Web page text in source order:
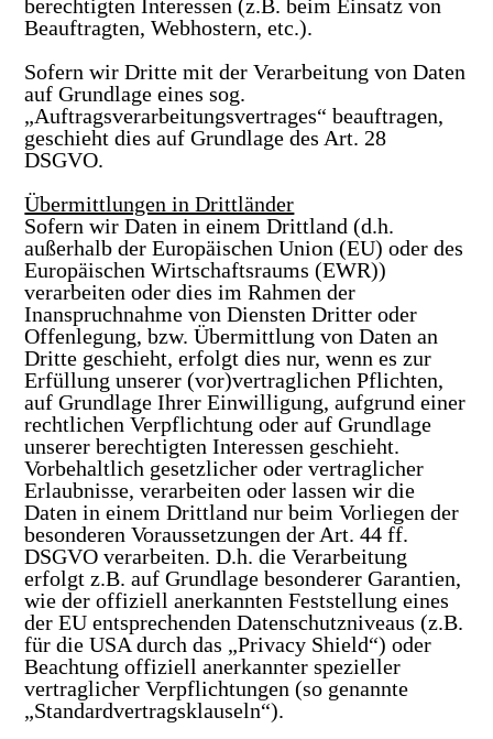
berechtigten Interessen (z.B. beim Einsatz von
Beauftragten, Webhostern, etc.).
Sofern wir Dritte mit der Verarbeitung von Daten
auf Grundlage eines sog.
„Auftragsverarbeitungsvertrages“ beauftragen,
geschieht dies auf Grundlage des Art. 28
DSGVO.
Übermittlungen in Drittländer
Sofern wir Daten in einem Drittland (d.h.
außerhalb der Europäischen Union (EU) oder des
Europäischen Wirtschaftsraums (EWR))
verarbeiten oder dies im Rahmen der
Inanspruchnahme von Diensten Dritter oder
Offenlegung, bzw. Übermittlung von Daten an
Dritte geschieht, erfolgt dies nur, wenn es zur
Erfüllung unserer (vor)vertraglichen Pflichten,
auf Grundlage Ihrer Einwilligung, aufgrund einer
rechtlichen Verpflichtung oder auf Grundlage
unserer berechtigten Interessen geschieht.
Vorbehaltlich gesetzlicher oder vertraglicher
Erlaubnisse, verarbeiten oder lassen wir die
Daten in einem Drittland nur beim Vorliegen der
besonderen Voraussetzungen der Art. 44 ff.
DSGVO verarbeiten. D.h. die Verarbeitung
erfolgt z.B. auf Grundlage besonderer Garantien,
wie der offiziell anerkannten Feststellung eines
der EU entsprechenden Datenschutzniveaus (z.B.
für die USA durch das „Privacy Shield“) oder
Beachtung offiziell anerkannter spezieller
vertraglicher Verpflichtungen (so genannte
„Standardvertragsklauseln“).